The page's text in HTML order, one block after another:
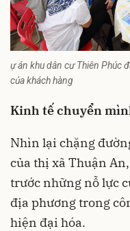
ự án khu dân cư Thiên Phúc
của khách hàng
Kinh tế chuyển
Nhìn lại chặng
của thị xã Thuận
trước những nỗ lực
địa phương trong
hiện đại hóa.